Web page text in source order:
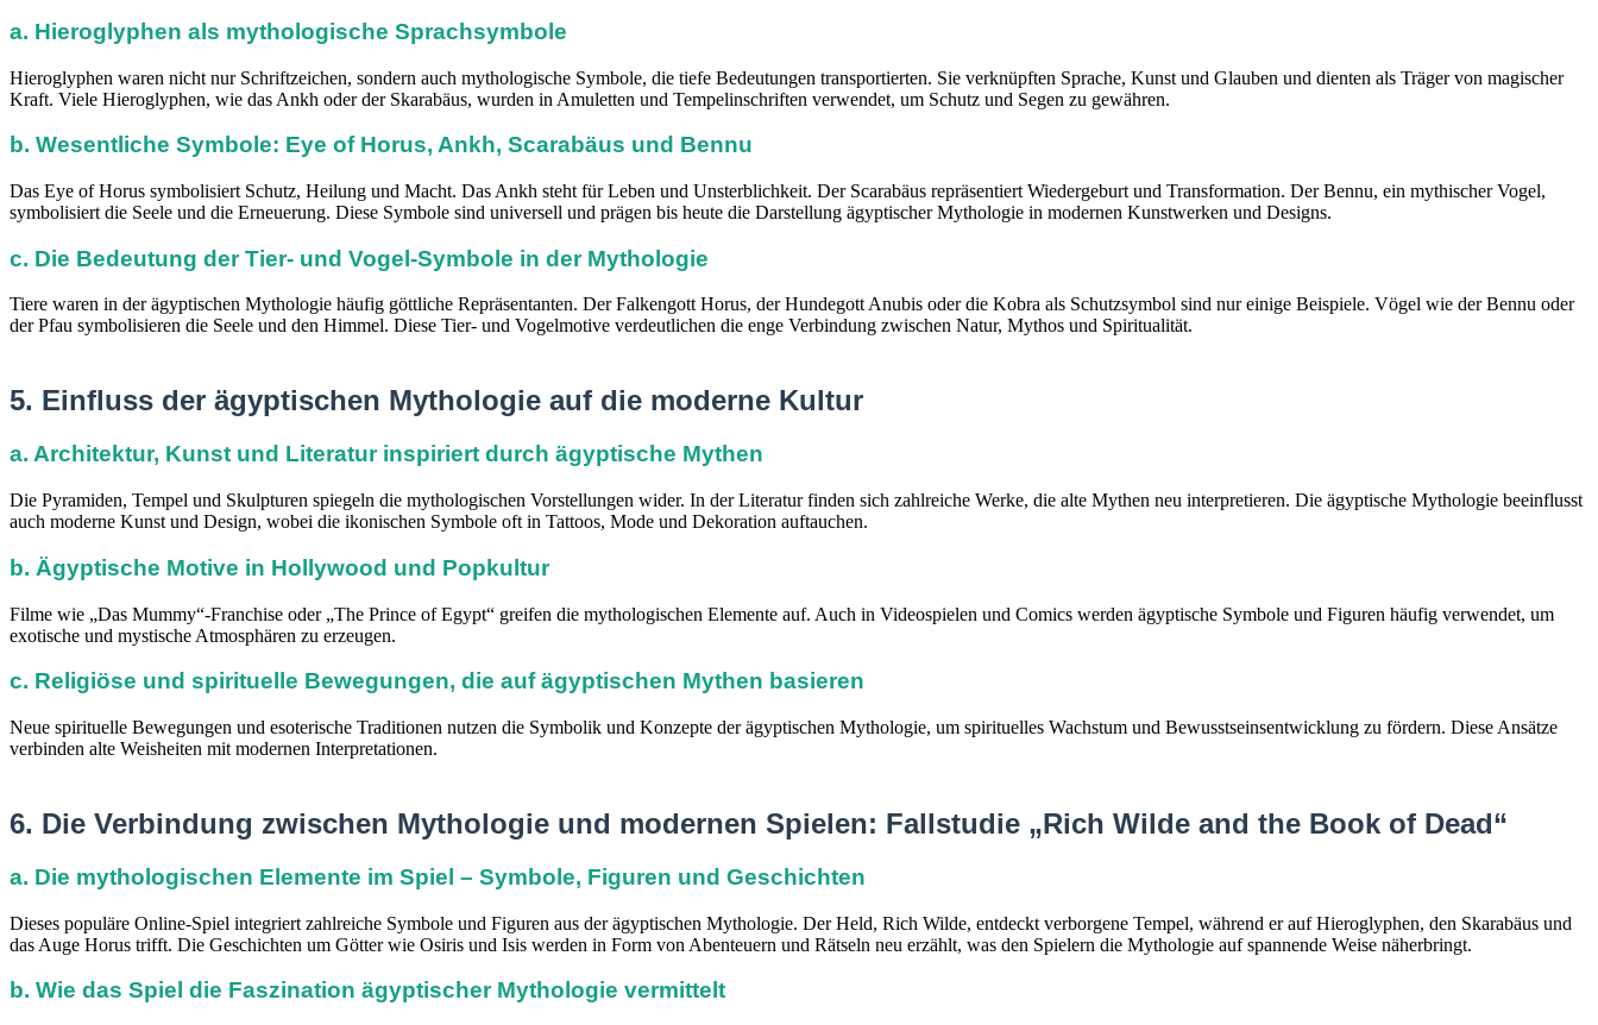
a. Hieroglyphen als mythologische Sprachsymbole
Hieroglyphen waren nicht nur Schriftzeichen, sondern auch mythologische Symbole, die tiefe Bedeutungen transportierten. Sie verknüpften Sprache, Kunst und Glauben und dienten als Träger von magischer
Kraft. Viele Hieroglyphen, wie das Ankh oder der Skarabäus, wurden in Amuletten und Tempelinschriften verwendet, um Schutz und Segen zu gewähren.
b. Wesentliche Symbole: Eye of Horus, Ankh, Scarabäus und Bennu
Das Eye of Horus symbolisiert Schutz, Heilung und Macht. Das Ankh steht für Leben und Unsterblichkeit. Der Scarabäus repräsentiert Wiedergeburt und Transformation. Der Bennu, ein mythischer Vogel,
symbolisiert die Seele und die Erneuerung. Diese Symbole sind universell und prägen bis heute die Darstellung ägyptischer Mythologie in modernen Kunstwerken und Designs.
c. Die Bedeutung der Tier- und Vogel-Symbole in der Mythologie
Tiere waren in der ägyptischen Mythologie häufig göttliche Repräsentanten. Der Falkengott Horus, der Hundegott Anubis oder die Kobra als Schutzsymbol sind nur einige Beispiele. Vögel wie der Bennu oder
der Pfau symbolisieren die Seele und den Himmel. Diese Tier- und Vogelmotive verdeutlichen die enge Verbindung zwischen Natur, Mythos und Spiritualität.
5. Einfluss der ägyptischen Mythologie auf die moderne Kultur
a. Architektur, Kunst und Literatur inspiriert durch ägyptische Mythen
Die Pyramiden, Tempel und Skulpturen spiegeln die mythologischen Vorstellungen wider. In der Literatur finden sich zahlreiche Werke, die alte Mythen neu interpretieren. Die ägyptische Mythologie beeinflusst
auch moderne Kunst und Design, wobei die ikonischen Symbole oft in Tattoos, Mode und Dekoration auftauchen.
b. Ägyptische Motive in Hollywood und Popkultur
Filme wie „Das Mummy“-Franchise oder „The Prince of Egypt“ greifen die mythologischen Elemente auf. Auch in Videospielen und Comics werden ägyptische Symbole und Figuren häufig verwendet, um
exotische und mystische Atmosphären zu erzeugen.
c. Religiöse und spirituelle Bewegungen, die auf ägyptischen Mythen basieren
Neue spirituelle Bewegungen und esoterische Traditionen nutzen die Symbolik und Konzepte der ägyptischen Mythologie, um spirituelles Wachstum und Bewusstseinsentwicklung zu fördern. Diese Ansätze
verbinden alte Weisheiten mit modernen Interpretationen.
6. Die Verbindung zwischen Mythologie und modernen Spielen: Fallstudie „Rich Wilde and the Book of Dead“
a. Die mythologischen Elemente im Spiel – Symbole, Figuren und Geschichten
Dieses populäre Online-Spiel integriert zahlreiche Symbole und Figuren aus der ägyptischen Mythologie. Der Held, Rich Wilde, entdeckt verborgene Tempel, während er auf Hieroglyphen, den Skarabäus und
das Auge Horus trifft. Die Geschichten um Götter wie Osiris und Isis werden in Form von Abenteuern und Rätseln neu erzählt, was den Spielern die Mythologie auf spannende Weise näherbringt.
b. Wie das Spiel die Faszination ägyptischer Mythologie vermittelt